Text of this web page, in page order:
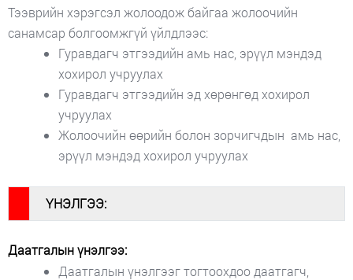
Тээврийн хэрэгсэл жолоодож байгаа жолоочийн
санамсар болгоомжгүй үйлдлээс:
Гуравдагч этгээдийн амь нас, эрүүл мэндэд
хохирол учруулах
Гуравдагч этгээдийн эд хөрөнгөд хохирол
учруулах
Жолоочийн өөрийн болон зорчигчдын амь нас,
эрүүл мэндэд хохирол учруулах
ҮНЭЛГЭЭ:
Даатгалын үнэлгээ:
Даатгалын үнэлгээг тогтоохдоо даатгагч,